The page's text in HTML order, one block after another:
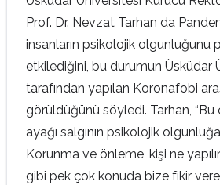
Prof. Dr. Nevzat Tarhan da
insanların psikolojik olgunluğunu
etkilediğini, bu durumun Üsküdar
tarafından yapılan Koronafobi
görüldüğünü söyledi. Tarhan, “Bu
ayağı salgının psikolojik
Korunma ve önleme, kişi ne
gibi pek çok konuda bize fikir